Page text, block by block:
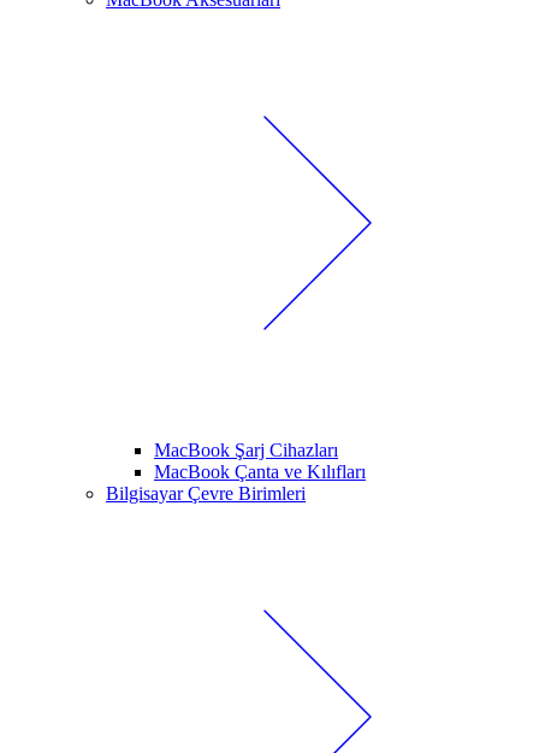
MacBook Şarj Cihazları
MacBook Çanta ve Kılıfları
Bilgisayar Çevre Birimleri